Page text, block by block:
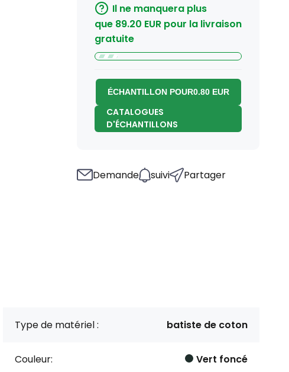
Il ne manquera plus
que 89.20 EUR pour la livraison
gratuite
ÉCHANTILLON POUR0.80 EUR
CATALOGUES
D'ÉCHANTILLONS
Demande suivi Partager
Type de matériel : batiste de coton
Couleur: Vert foncé